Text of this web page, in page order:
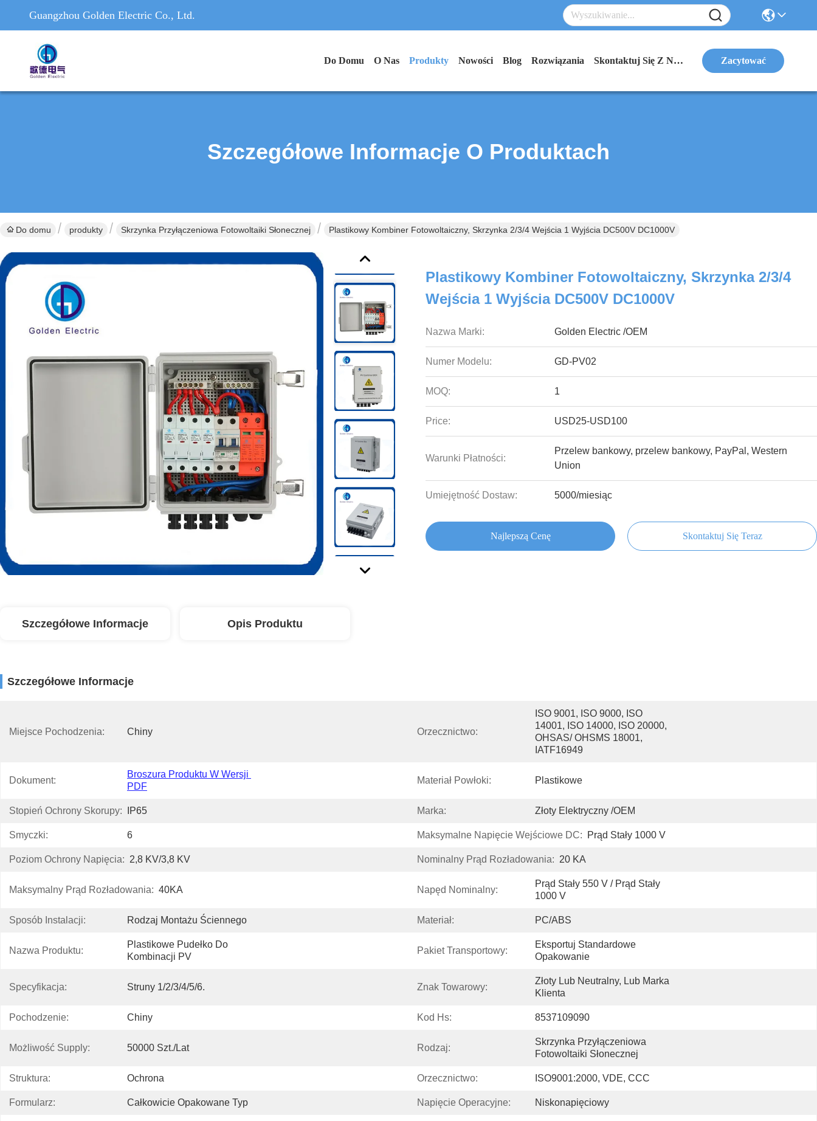
Guangzhou Golden Electric Co., Ltd.
Do Domu O Nas Produkty Nowości Blog Rozwiązania Skontaktuj Się Z Nami Zacytować
Szczegółowe Informacje O Produktach
Do domu produkty Skrzynka Przyłączeniowa Fotowoltaiki Słonecznej Plastikowy Kombiner Fotowoltaiczny, Skrzynka 2/3/4 Wejścia 1 Wyjścia DC500V DC1000V
Plastikowy Kombiner Fotowoltaiczny, Skrzynka 2/3/4
Wejścia 1 Wyjścia DC500V DC1000V
Nazwa Marki: Golden Electric /OEM
Numer Modelu: GD-PV02
MOQ: 1
Price: USD25-USD100
Warunki Płatności:
Przelew bankowy, przelew bankowy, PayPal, Western
Union
Umiejętność Dostaw: 5000/miesiąc
Najlepszą Cenę Skontaktuj Się Teraz
Szczegółowe Informacje Opis Produktu
Szczegółowe Informacje
Miejsce Pochodzenia: Chiny Orzecznictwo:
ISO 9001, ISO 9000, ISO
14001, ISO 14000, ISO 20000,
OHSAS/ OHSMS 18001,
IATF16949
Dokument:
Broszura Produktu W Wersji
PDF
Materiał Powłoki: Plastikowe
Stopień Ochrony Skorupy: IP65 Marka: Złoty Elektryczny /OEM
Smyczki: 6 Maksymalne Napięcie Wejściowe DC: Prąd Stały 1000 V
Poziom Ochrony Napięcia: 2,8 KV/3,8 KV Nominalny Prąd Rozładowania: 20 KA
Maksymalny Prąd Rozładowania: 40KA Napęd Nominalny:
Prąd Stały 550 V / Prąd Stały
1000 V
Sposób Instalacji: Rodzaj Montażu Ściennego Materiał: PC/ABS
Nazwa Produktu:
Plastikowe Pudełko Do
Kombinacji PV
Pakiet Transportowy:
Eksportuj Standardowe
Opakowanie
Specyfikacja: Struny 1/2/3/4/5/6. Znak Towarowy:
Złoty Lub Neutralny, Lub Marka
Klienta
Pochodzenie: Chiny Kod Hs: 8537109090
Możliwość Supply: 50000 Szt./lat Rodzaj:
Skrzynka Przyłączeniowa
Fotowoltaiki Słonecznej
Struktura: Ochrona Orzecznictwo: ISO9001:2000, VDE, CCC
Formularz: Całkowicie Opakowane Typ Napięcie Operacyjne: Niskonapięciowy